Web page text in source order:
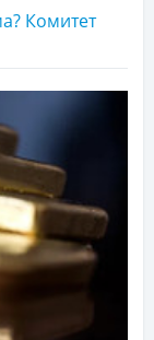
Комитет